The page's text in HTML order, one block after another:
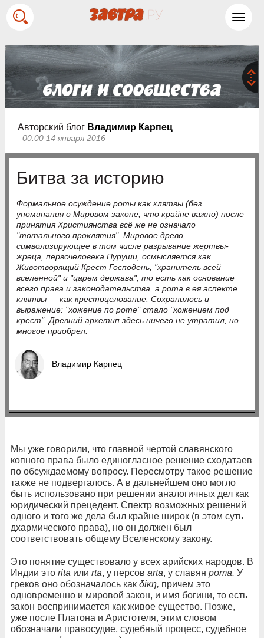
Авторский блог Владимир Карпец
00:00 14 января 2016
Битва за историю
Формальное осуждение роты как клятвы (без
упоминания о Мировом законе, что крайне важно) после
принятия Християнства всё же не означало
"тотального проклятия". Мировое древо,
символизирующее в том числе разрывание жертвы-
жреца, первочеловека Пуруши, осмысляется как
Животворящий Крест Господень, "хранитель всей
вселенной" и "царем держава", то есть как основание
всего права и законодательства, а рота в ея аспекте
клятвы — как крестоцелование. Сохранилось и
выражение: "хожение по роте" стало "хожением под
крест". Древний архетип здесь ничего не утратил, но
многое приобрел.
Владимир Карпец
Мы уже говорили, что главной чертой славянского
копного права было единогласное решение сходатаев
по обсуждаемому вопросу. Пересмотру такое решение
также не подвергалось. А в дальнейшем оно могло
быть использовано при решении аналогичных дел как
юридический прецедент. Спектр возможных решений
одного и того же дела был крайне широк (в этом суть
дхармического права), но он должен был
соответствовать общему Вселенскому закону.
Это понятие существовало у всех арийских народов. В
Индии это rita или rta, у персов arta, у славян рота. У
греков оно обозначалось как δίκη, причем это
одновременно и мировой закон, и имя богини, то есть
закон воспринимается как живое существо. Позже,
уже после Платона и Аристотеля, этим словом
обозначали правосудие, судебный процесс, судебное